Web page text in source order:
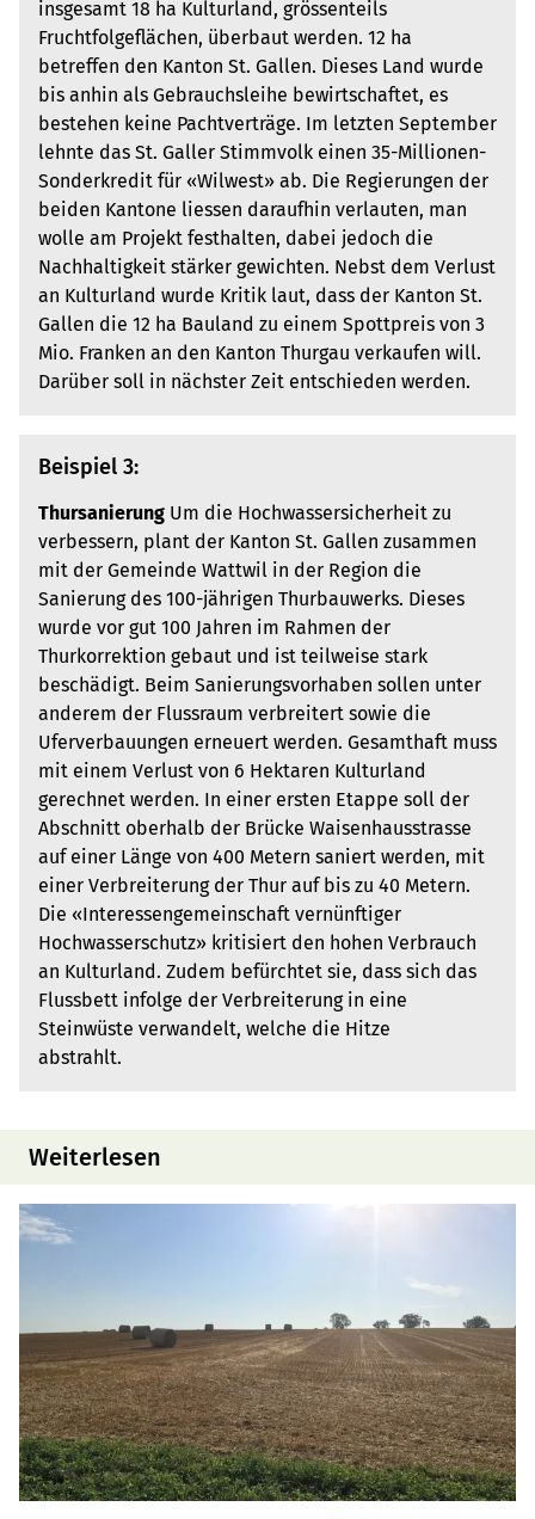
insgesamt 18 ha Kulturland, grössenteils
Fruchtfolgeflächen, überbaut werden. 12 ha
betreffen den Kanton St. Gallen. Dieses Land wurde
bis anhin als Gebrauchsleihe bewirtschaftet, es
bestehen keine Pachtverträge. Im letzten September
lehnte das St. Galler Stimmvolk einen 35-Millionen-
Sonderkredit für «Wilwest» ab. Die Regierungen der
beiden Kantone liessen daraufhin verlauten, man
wolle am Projekt festhalten, dabei jedoch die
Nachhaltigkeit stärker gewichten. Nebst dem Verlust
an Kulturland wurde Kritik laut, dass der Kanton St.
Gallen die 12 ha Bauland zu einem Spottpreis von 3
Mio. Franken an den Kanton Thurgau verkaufen will.
Darüber soll in nächster Zeit entschieden werden.
Beispiel 3:
Thursanierung Um die Hochwassersicherheit zu
verbessern, plant der Kanton St. Gallen zusammen
mit der Gemeinde Wattwil in der Region die
Sanierung des 100-jährigen Thurbauwerks. Dieses
wurde vor gut 100 Jahren im Rahmen der
Thurkorrektion gebaut und ist teilweise stark
beschädigt. Beim Sanierungsvorhaben sollen unter
anderem der Flussraum verbreitert sowie die
Uferverbauungen erneuert werden. Gesamthaft muss
mit einem Verlust von 6 Hektaren Kulturland
gerechnet werden. In einer ersten Etappe soll der
Abschnitt oberhalb der Brücke Waisenhausstrasse
auf einer Länge von 400 Metern saniert werden, mit
einer Verbreiterung der Thur auf bis zu 40 Metern.
Die «Interessengemeinschaft vernünftiger
Hochwasserschutz» kritisiert den hohen Verbrauch
an Kulturland. Zudem befürchtet sie, dass sich das
Flussbett infolge der Verbreiterung in eine
Steinwüste verwandelt, welche die Hitze
abstrahlt.
Weiterlesen